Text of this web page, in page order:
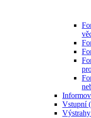
Vstupní